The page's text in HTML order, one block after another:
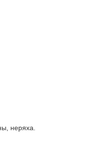
неряха.